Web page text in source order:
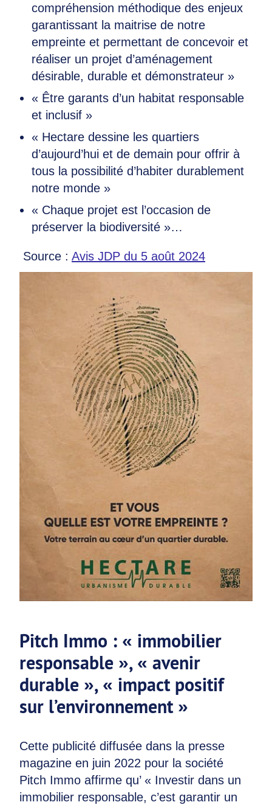
compréhension méthodique des enjeux
garantissant la maitrise de notre
empreinte et permettant de concevoir et
réaliser un projet d’aménagement
désirable, durable et démonstrateur »
« Être garants d’un habitat responsable
et inclusif »
« Hectare dessine les quartiers
d’aujourd’hui et de demain pour offrir à
tous la possibilité d’habiter durablement
notre monde »
« Chaque projet est l’occasion de
préserver la biodiversité »…
Source : Avis JDP du 5 août 2024
Pitch Immo : « immobilier
responsable », « avenir
durable », « impact positif
sur l’environnement »
Cette publicité diffusée dans la presse
magazine en juin 2022 pour la société
Pitch Immo affirme qu’ « Investir dans un
immobilier responsable, c’est garantir un